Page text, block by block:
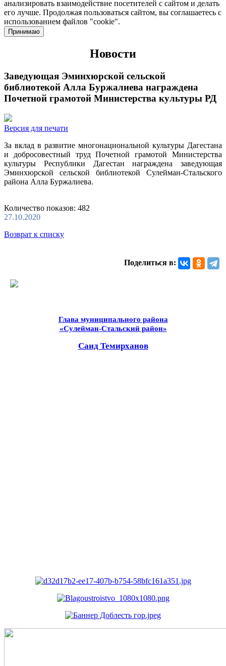
анализировать взаимодействие посетителей с сайтом и делать
его лучше. Продолжая пользоваться сайтом, вы соглашаетесь с
использованием файлов "cookie".
Принимаю
Новости
Заведующая Эминхюрской сельской
библиотекой Алла Буржалиева награждена
Почетной грамотой Министерства культуры РД
Версия для печати
За вклад в развитие многонациональной культуры Дагестана
и добросовестный труд Почетной грамотой Министерства
культуры Республики Дагестан награждена заведующая
Эминхюрской сельской библиотекой Сулейман-Стальского
района Алла Буржалиева.
Количество показов: 482
27.10.2020
Возврат к списку
Поделиться в:
Глава муниципального района
«Сулейман-Стальский район»
Саид Темирханов